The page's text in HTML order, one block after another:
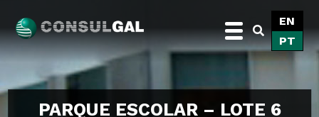
content
Consulgal
EN
PT
PARQUE ESCOLAR – LOTE 6